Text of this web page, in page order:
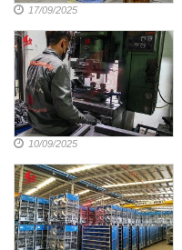
17/09/2025
10/09/2025